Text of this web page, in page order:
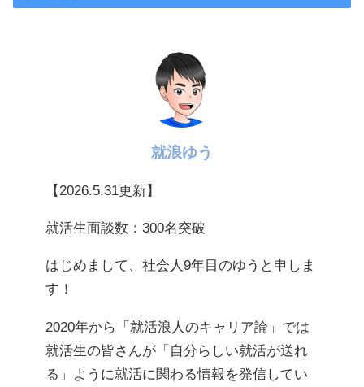
就浪ゆう
【2026.5.31更新】
就活生面談数：300名突破
はじめまして、社会人9年目のゆうと申しま
す！
2020年から「就活浪人のキャリア論」では
就活生の皆さんが「自分らしい就活が送れ
る」ように就活に関わる情報を発信してい